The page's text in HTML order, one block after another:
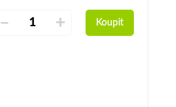
– + Koupit